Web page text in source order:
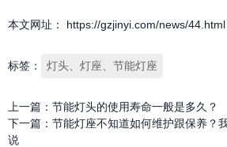
本文网址： https://gzjinyi.com/news/44.html
标签： 灯头、灯座、节能灯座
上一篇： 节能灯头的使用寿命一般是多久？
下一篇： 节能灯座不知道如何维护跟保养？
说